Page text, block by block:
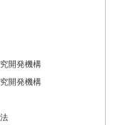
開発機構
開発機構